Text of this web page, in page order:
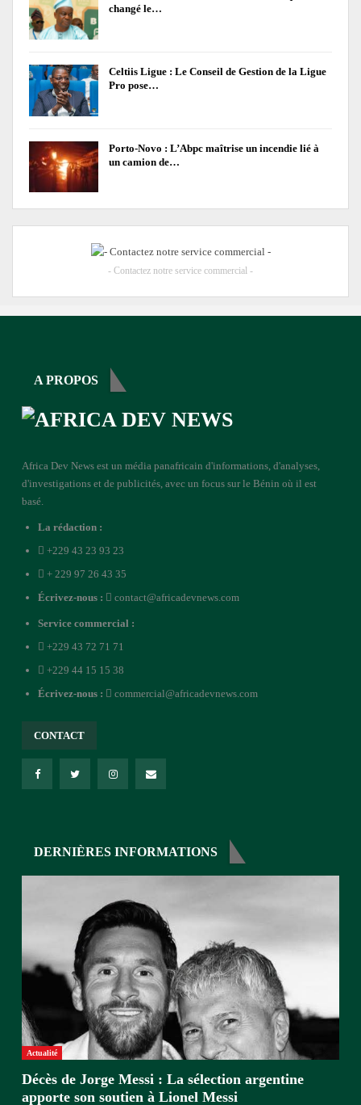
changé le…
Celtiis Ligue : Le Conseil de Gestion de la Ligue
Pro pose…
Porto-Novo : L’Abpc maîtrise un incendie lié à
un camion de…
- Contactez notre service commercial -
A PROPOS
Africa Dev News est un média panafricain d'informations, d'analyses,
d'investigations et de publicités, avec un focus sur le Bénin où il est
basé.
La rédaction :
+229 43 23 93 23
+ 229 97 26 43 35
Écrivez-nous :
contact@africadevnews.com
Service commercial :
+229 43 72 71 71
+229 44 15 15 38
Écrivez-nous :
commercial@africadevnews.com
CONTACT
DERNIÈRES INFORMATIONS
Actualité
Décès de Jorge Messi : La sélection argentine
apporte son soutien à Lionel Messi